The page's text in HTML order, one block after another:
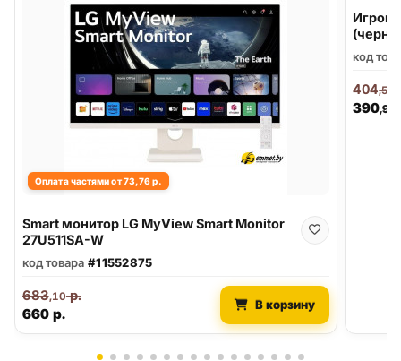
Оплата частями от 73,76 р.
Smart монитор LG MyView Smart Monitor
27U511SA-W
код товара #11552875
660 р.
683,10р.
В корзину
код
390,90
404,58